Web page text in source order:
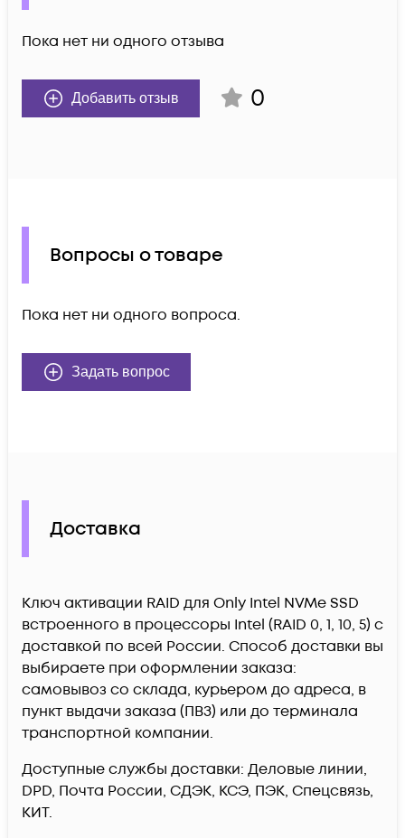
Пока нет ни одного отзыва
Добавить отзыв 0
Вопросы о товаре
Пока нет ни одного вопроса.
Задать вопрос
Доставка
Ключ активации RAID для Only Intel NVMe SSD
встроенного в процессоры Intel (RAID 0, 1, 10, 5) c
доставкой по всей России. Способ доставки вы
выбираете при оформлении заказа:
самовывоз со склада, курьером до адреса, в
пункт выдачи заказа (ПВЗ) или до терминала
транспортной компании.
Доступные службы доставки: Деловые линии,
DPD, Почта России, СДЭК, КСЭ, ПЭК, Спецсвязь,
КИТ.